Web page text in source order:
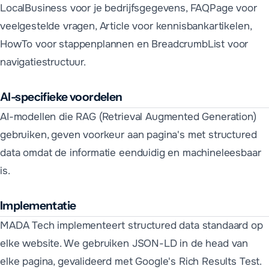
LocalBusiness voor je bedrijfsgegevens, FAQPage voor
veelgestelde vragen, Article voor kennisbankartikelen,
HowTo voor stappenplannen en BreadcrumbList voor
navigatiestructuur.
AI-specifieke voordelen
AI-modellen die RAG (Retrieval Augmented Generation)
gebruiken, geven voorkeur aan pagina's met structured
data omdat de informatie eenduidig en machineleesbaar
is.
Implementatie
MADA Tech implementeert structured data standaard op
elke website. We gebruiken JSON-LD in de head van
elke pagina, gevalideerd met Google's Rich Results Test.